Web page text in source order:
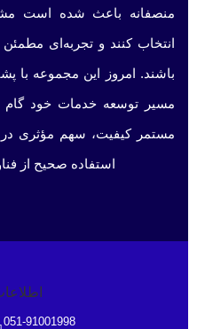
منصفانه باعث شده است
انتخاب کنند و تجربه‌ای مطمئن
باشند. امروز این مجموعه با
مسیر توسعه خدمات خود گام
مستمر کیفیت، سهم مؤثری در
استفاده صحیح از
051-91001998 ؛؛ 09332700706